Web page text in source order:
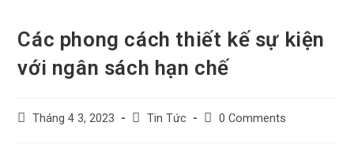
Các phong cách thiết kế sự kiện
với ngân sách hạn chế
Tháng 4 3, 2023 Tin Tức 0 Comments